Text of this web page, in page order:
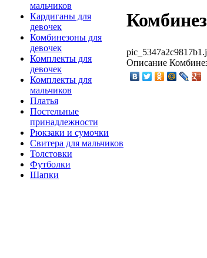
мальчиков
Кардиганы для
девочек
Комбинезоны для
девочек
Комплекты для
девочек
Комплекты для
мальчиков
Платья
Постельные
принадлежности
Рюкзаки и сумочки
Свитера для мальчиков
Толстовки
Футболки
Шапки
Описание